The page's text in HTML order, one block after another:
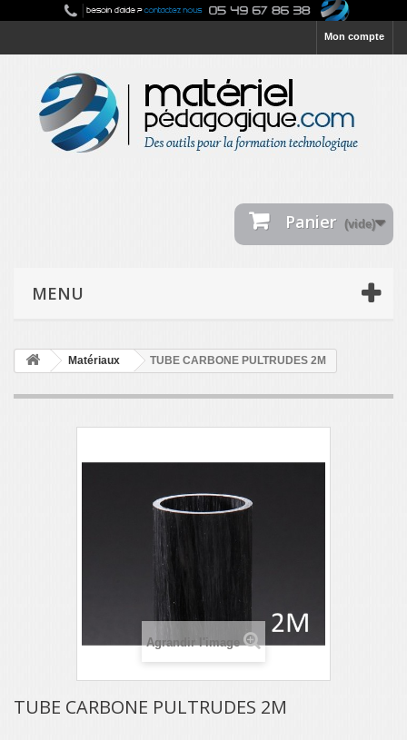
Mon compte
Panier (vide)
MENU
Matériaux TUBE CARBONE PULTRUDES 2M
Agrandir l'image
TUBE CARBONE PULTRUDES 2M